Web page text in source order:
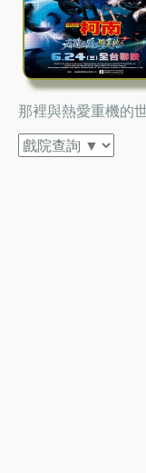
那裡與熱愛重機的